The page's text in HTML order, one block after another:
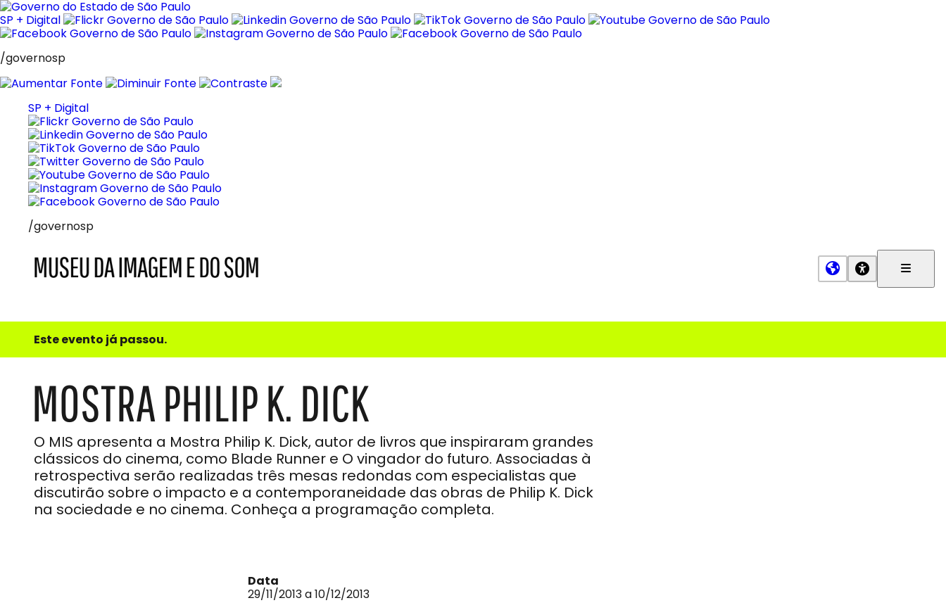
Pular
para
o
SP + Digital
/governosp
SP + Digital
/governosp
e
do
Som
Este evento já passou.
MOSTRA PHILIP K. DICK
O MIS apresenta a Mostra Philip K. Dick, autor de livros que inspiraram grandes
clássicos do cinema, como Blade Runner e O vingador do futuro. Associadas à
retrospectiva serão realizadas três mesas redondas com especialistas que
discutirão sobre o impacto e a contemporaneidade das obras de Philip K. Dick
na sociedade e no cinema. Conheça a programação completa.
Data
29/11/2013 a 10/12/2013